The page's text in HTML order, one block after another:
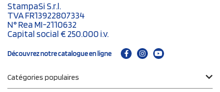
StampaSi S.r.l.
TVA FR13922807334
N° Rea MI-2110632
Capital social € 250.000 i.v.
Découvrez notre catalogue en ligne
Catégories populaires